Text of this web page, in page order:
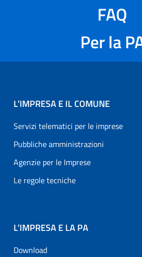
FAQ
Per la
L’IMPRESA E IL COMUNE
Servizi telematici per le imprese
Pubbliche amministrazioni
Agenzie per le Imprese
Le regole tecniche
L’IMPRESA E LA PA
Download